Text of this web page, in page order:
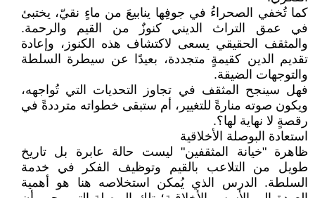
كما تُخفي الصحراءُ في جوفِها ينابيعَ من ماءٍ نقيّ، يختبئ
في عمق التراث الديني كنوزٌ من القيم والرحمة.
والمثقف الحقيقي يسعى لاكتشاف هذه الكنوز، وإعادة
تقديم الدين كقيمةٍ متجددة، بعيدًا عن سيطرة السلطة
والتوجهات الضيقة.
فهل سينجح المثقف في تجاوز التحديات التي تُواجهه،
ويكون صوته منارةً للتغيير، أم ستبقى خطواته مترددةً في
رقصةٍ لا نهاية لها؟.
استعادة البوصلة الأخلاقية
ظاهرة "خيانة المثقفين" ليست حالة عابرة بل تاريخ
طويل من التلاعب بالقيم وتوظيف الفكر في خدمة
السلطة. الدرس الذي يُمكن استخلاصه هنا هو أهمية